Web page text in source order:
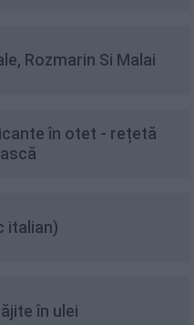
Rozmarin Si Malai
în otet - rețetă
italian)
în ulei